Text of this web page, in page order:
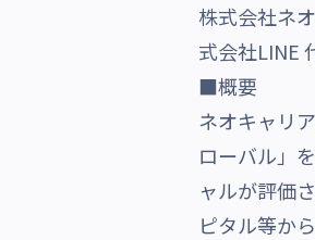
株式会社ネ
式会社LINE
■概要
ネオキャリ
ローバル」
ャルが評価
ピタル等か